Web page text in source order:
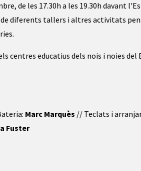
de les 17.30h a les 19.30h davant
diferents tallers i altres activitats
centres educatius dels nois i noies del
Marc Marquès // Teclats i
Fuster